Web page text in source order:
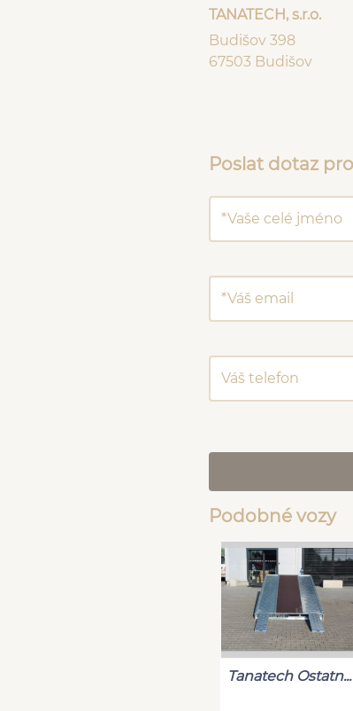
TANATECH, s.r.o.
Budišov 398
67503 Budišov
Poslat dotaz
Podobné vozy
Tanatech Ostatn...